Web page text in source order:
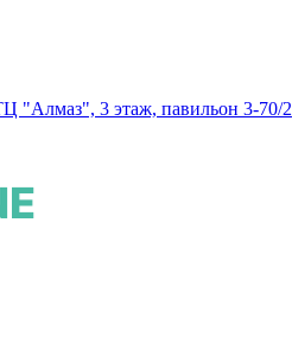
"Алмаз", 3 этаж, павильон 3-70/2